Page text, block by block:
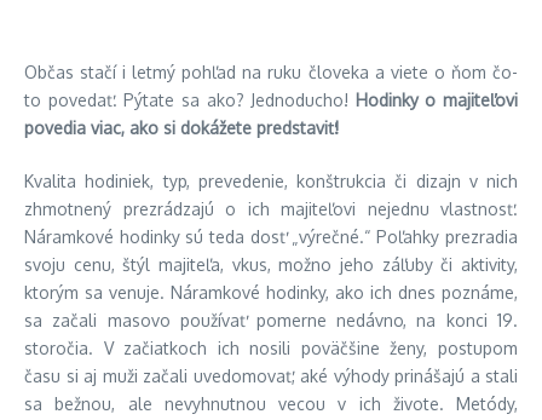
Občas stačí i letmý pohľad na ruku človeka a viete o ňom čo-
to povedať. Pýtate sa ako? Jednoducho! Hodinky o majiteľovi
povedia viac, ako si dokážete predstaviť!
Kvalita hodiniek, typ, prevedenie, konštrukcia či dizajn v nich
zhmotnený prezrádzajú o ich majiteľovi nejednu vlastnosť.
Náramkové hodinky sú teda dosť „výrečné.“ Poľahky prezradia
svoju cenu, štýl majiteľa, vkus, možno jeho záľuby či aktivity,
ktorým sa venuje. Náramkové hodinky, ako ich dnes poznáme,
sa začali masovo používať pomerne nedávno, na konci 19.
storočia. V začiatkoch ich nosili poväčšine ženy, postupom
času si aj muži začali uvedomovať, aké výhody prinášajú a stali
sa bežnou, ale nevyhnutnou vecou v ich živote. Metódy,